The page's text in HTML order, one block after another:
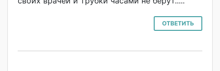
ОТВЕТИТЬ